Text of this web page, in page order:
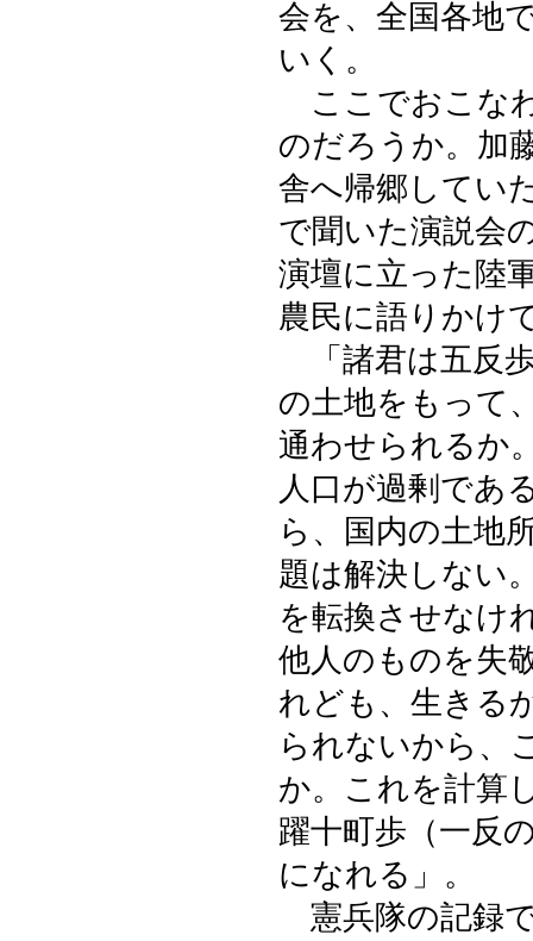
会を、全国各地
いく。
ここでおこな
のだろうか。加
舎へ帰郷してい
で聞いた演説会
演壇に立った陸
農民に語りかけ
「諸君は五反
の土地をもって
通わせられるか
人口が過剰であ
ら、国内の土地
題は解決しない
を転換させなけ
他人のものを失
れども、生きる
られないから、
か。これを計算
躍十町歩（一反
になれる」。
憲兵隊の記録